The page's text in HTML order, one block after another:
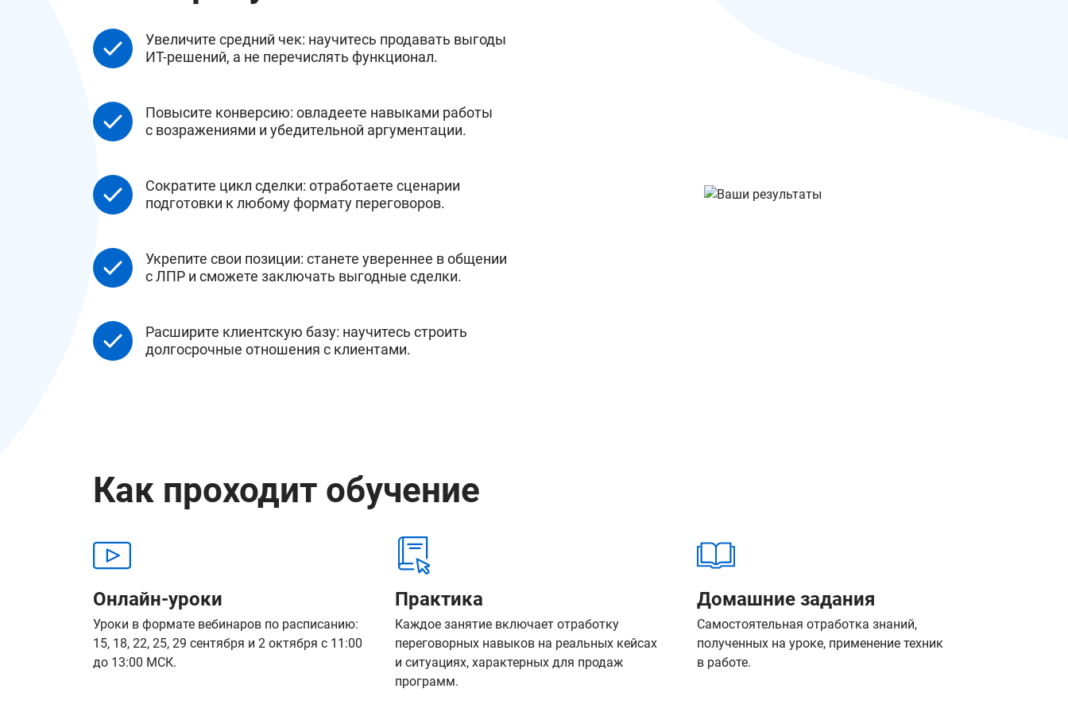
Увеличите средний чек: научитесь продавать выгоды
ИТ-решений, а не перечислять функционал.
Повысите конверсию: овладеете навыками работы
с возражениями и убедительной аргументации.
Сократите цикл сделки: отработаете сценарии
подготовки к любому формату переговоров.
Укрепите свои позиции: станете увереннее в общении
с ЛПР и сможете заключать выгодные сделки.
Расширите клиентскую базу: научитесь строить
долгосрочные отношения с клиентами.
Как проходит обучение
Онлайн-уроки
Уроки в формате вебинаров по расписанию:
15, 18, 22, 25, 29 сентября и 2 октября с 11:00
до 13:00 МСК.
Практика
Каждое занятие включает отработку
переговорных навыков на реальных кейсах
и ситуациях, характерных для продаж
программ.
Домашние задания
Самостоятельная отработка знаний,
полученных на уроке, применение техник
в работе.